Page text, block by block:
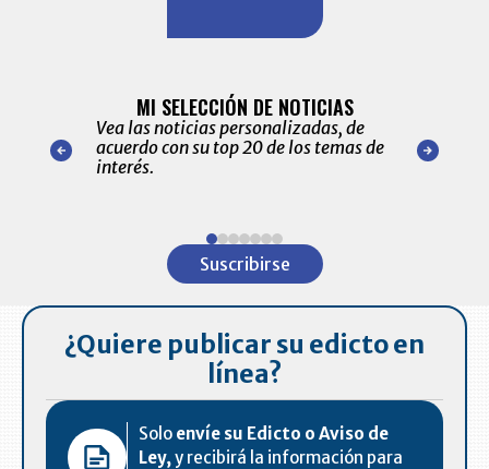
nuestro
para
MI SELECCIÓN DE NOTICIAS
Vea las noticias personalizadas, de
acuerdo con su top 20 de los temas de
interés.
de las
Suscribirse
¿Quiere publicar su edicto en
línea?
Solo envíe su Edicto o Aviso de
Ley,y recibirá la información para